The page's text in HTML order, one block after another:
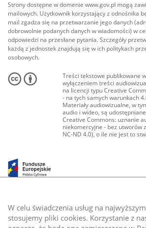
W celu świadczenia usług na
stosujemy pliki cookies. Korzystanie z
Strony dostępne w domenie www.gov.pl mogą
mailowych. Użytkownik korzystający z odnośnika
mail zgadza się na przetwarzanie jego danych
dobrowolnie podanych danych w wiadomości) w
odpowiedzi na przesłane pytania. Szczegóły
każdą z jednostek znajdują się w ich politykach
osobowych.
Treści tekstowe publikowane
wyłączeniem treści
na licencji typu Creative
- na tych samych warunkach
Materiały audiowizualne, w
audio i wideo, są
Creative Commons: uznanie
niekomercyjne - bez utworów
NC-ND 4.0), o ile nie jest to